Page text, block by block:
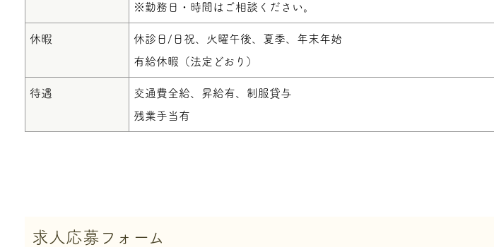
※勤務日・時間はご相談ください。
休暇
休診日/日祝、火曜午後、夏季、年末年始
有給休暇（法定どおり）
待遇
交通費全給、昇給有、制服貸与
残業手当有
求人応募フォーム